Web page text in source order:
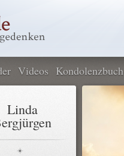
Videos Kondolenzbuch
Linda